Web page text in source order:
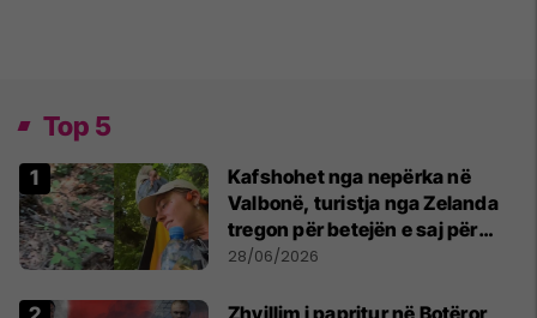
Top 5
Kafshohet nga nepërka në
Valbonë, turistja nga Zelanda
tregon për betejën e saj për
mbijetesë
28/06/2026
Zhvillim i papritur në Botëror,